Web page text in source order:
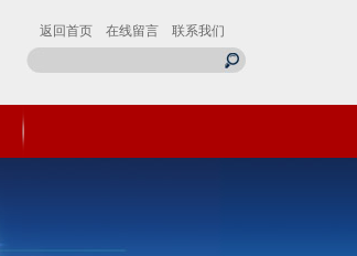
返回首页 在线留言 联系我们